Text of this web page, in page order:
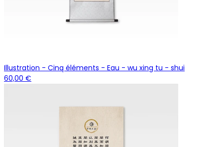
Illustration - Cinq éléments - Eau - wu xing tu - shui
60,00 €